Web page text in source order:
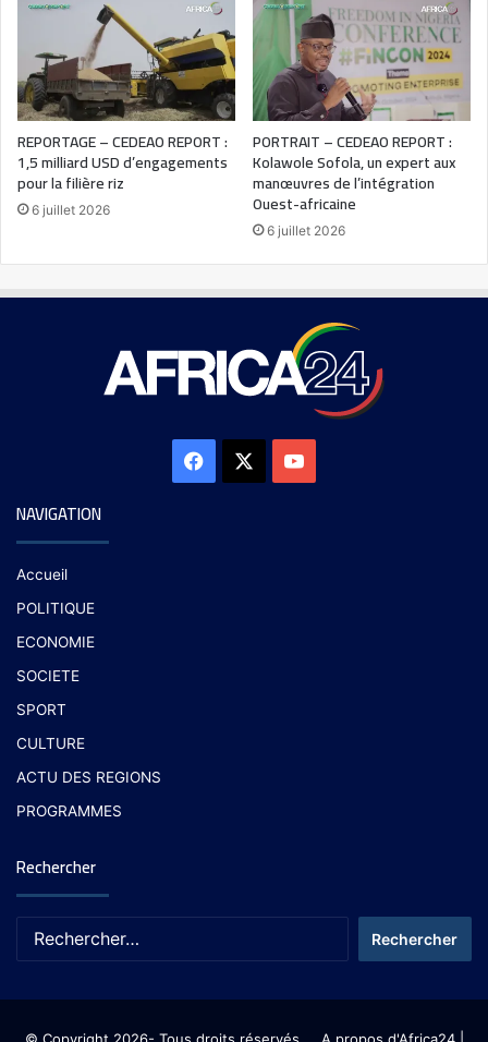
REPORTAGE – CEDEAO REPORT :
1,5 milliard USD d’engagements
pour la filière riz
6 juillet 2026
PORTRAIT – CEDEAO REPORT :
Kolawole Sofola, un expert aux
manœuvres de l’intégration
Ouest-africaine
6 juillet 2026
NAVIGATION
Accueil
POLITIQUE
ECONOMIE
SOCIETE
SPORT
CULTURE
ACTU DES REGIONS
PROGRAMMES
Rechercher
© Copyright 2026- Tous droits réservés A propos d'Africa24|